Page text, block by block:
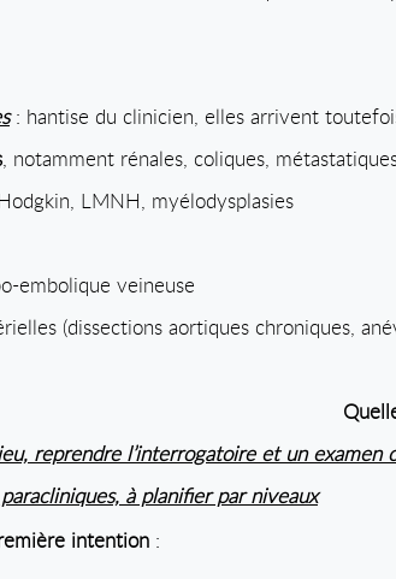
: hantise du clinicien, elles arrivent
, notamment rénales, coliques,
LMNH, myélodysplasies
embolique veineuse
(dissections aortiques chroniques,
reprendre l’interrogatoire et un examen
à planifier par niveaux
intention: